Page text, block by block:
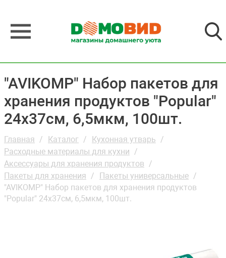
"AVIKOMP" Набор пакетов для
хранения продуктов "Popular"
24х37см, 6,5мкм, 100шт.
Главная Каталог
Кухонная утварь
Расходные материалы для кухни
Аксессуары для хранения продуктов
Пакеты для хранения
Пакеты универсальные
"AVIKOMP" Набор пакетов для хранения продуктов
"Popular" 24х37см, 6,5мкм, 100шт.